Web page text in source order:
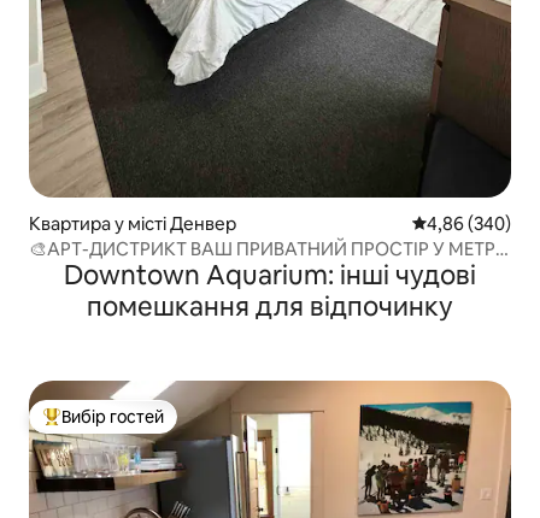
Квартира у місті Денвер Середня
4,86 (340)
🎨АРТ-ДИСТРИКТ ВАШ ПРИВАТНИЙ ПРОСТІР У МЕТРО
DNVR!🎨
Downtown Aquarium: інші чудові
помешкання для відпочинку
Топ вибір гостей
Вибір гостей